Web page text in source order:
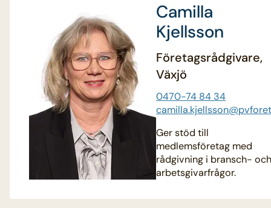
Camilla
Kjellsson
Företagsrådgivare,
Växjö
0470-74 84 34
Ger stöd till
medlemsföretag med
rådgivning i bransch- och
arbetsgivarfrågor.